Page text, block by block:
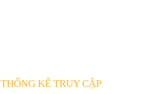
THỐNG KÊ TRUY CẬP